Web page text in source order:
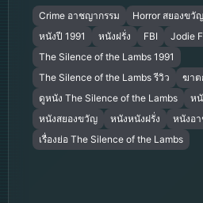
Crime อาชญากรรม Horror สยองขวัญ
หนังปี 1991
หนังฝรั่ง FBI Jodie
The Silence of the Lambs 1991
The Silence of the Lambs รีวิว
ฆาต
ดูหนัง The Silence of the Lambs
ห
หนังสยองขวัญ
หนังหนังฝรั่ง หนังอ
เรื่องย่อ The Silence of the Lambs